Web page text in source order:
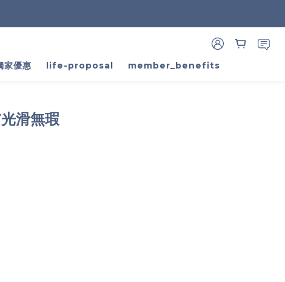
家優惠 life-proposal member_benefits
滑無瑕